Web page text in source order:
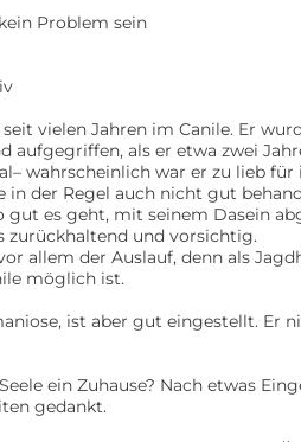
Problem sein
vielen Jahren im Canile. Er
aufgegriffen, als er etwa zwei
wahrscheinlich war er zu lieb
in der Regel auch nicht gut
gut es geht, mit seinem Dasein
zurückhaltend und vorsichtig.
allem der Auslauf, denn als
möglich ist.
ist aber gut eingestellt. Er
ein Zuhause? Nach etwas
gedankt.